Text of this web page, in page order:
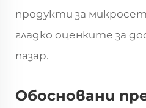
продукти за
гладко оценките за
пазар.
Обосновани